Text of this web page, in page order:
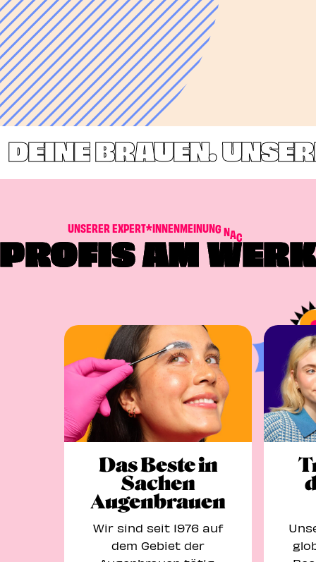
BRAUEN.
UNSEREREXPERT*INNENMEINUNGNA
PROFIS AM WERK
Das Beste in
Sachen
Augenbrauen
Wir sind seit 1976 auf
dem Gebiet der